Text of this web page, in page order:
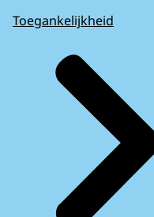
Toegankelijkheid